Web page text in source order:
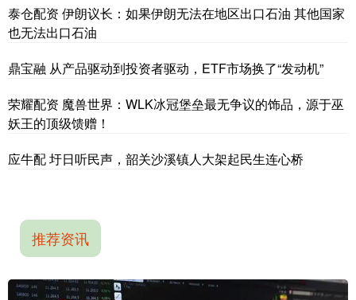
泰仓配资 伊朗议长：如果伊朗无法在地区出口石油 其他国家
也无法出口石油
鼎宝融 从产品驱动到投资者驱动，ETF市场换了“发动机”
荣耀配资 魔兽世界：WLK冰冠堡垒最无争议的饰品，源于巫
妖王的顶级馈赠！
应牛配 圩日听民声，韶关沙溪镇人大架起民生连心桥
推荐资讯